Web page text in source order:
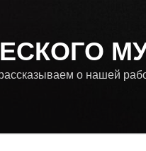
о нашей